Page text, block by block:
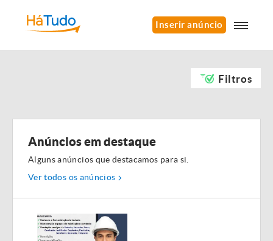
Inserir anúncio
Filtros
Anúncios em destaque
Alguns anúncios que destacamos para si.
Ver todos os anúncios